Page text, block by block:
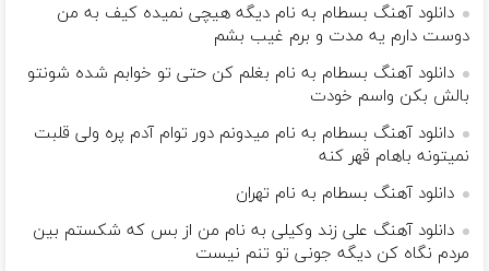
دانلود آهنگ بسطام به نام دیگه هیچی نمیده کیف به من
دوست دارم یه مدت و برم غیب بشم
دانلود آهنگ بسطام به نام بغلم کن حتی تو خوابم شده شونتو
بالش بکن واسم خودت
دانلود آهنگ بسطام به نام میدونم دور توام آدم پره ولی قلبت
نمیتونه باهام قهر کنه
دانلود آهنگ بسطام به نام تهران
دانلود آهنگ علی زند وکیلی به نام من از بس كه شكستم بین
مردم نگاه كن دیگه جونى تو تنم نیست